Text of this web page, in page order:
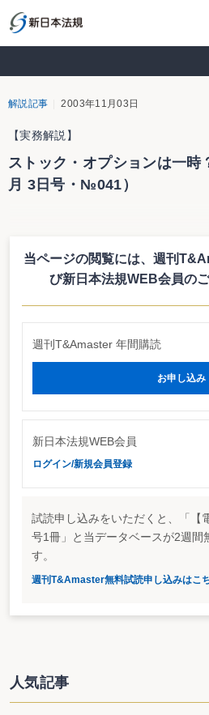
解説記事 2003年11月03日
【実務解説】
ストック・オプションは一時
月 3日号・№041）
納税者から相談されたときに
鳥飼総合法律事務所 弁護士 間瀬まゆ子
11月の東京地裁民事3部（藤山雅行裁判長）
京地裁民事2部（市村陽典裁判長）が判決を
の主張を認め、ストック・オプションの権利
ところが、その判決に対しても国側が控訴
となると、税務の実務家にとって問題とな
行使した納税者から相談を受けた際にどう対
で、本稿では、海外法人が発行するストック
ケース① 今年行使した分はどうやって申告
相談内容
でも給与所得が正しいと言っていると聞い
今後の確定判決が出るまで結論の見えない
当ページの閲覧には、週刊
び新日本法規WEB会員の
週刊T&Amaster 年間購読
お申し込み
新日本法規WEB会員
ログイン/新規会員登録
試読申し込みをいただくと、「【
号1冊」と当データベースが2週間
す。
週刊T&Amaster無料試読申し込みはこ
人気記事